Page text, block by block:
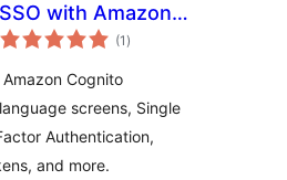
SSO with Amazon
Cognito
(1 evaluación
total
)
Cognito
screens, Single
Authentication,
and more.